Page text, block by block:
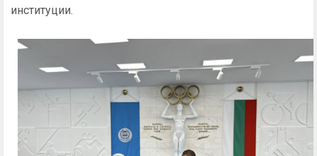
институции.